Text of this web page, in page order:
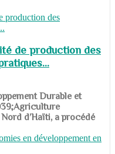
de production des
Durable et
d’Haïti, a procédé